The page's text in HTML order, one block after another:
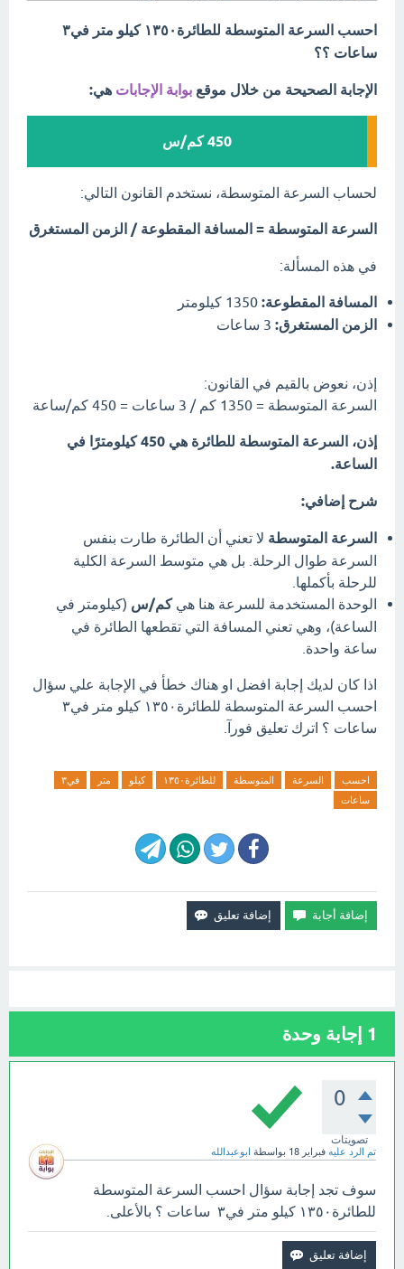
‏ساعات ؟؟
الإجابة الصحيحة من خلال موقع بوابة الإجابات هي:
450 كم/س
لحساب السرعة المتوسطة، نستخدم القانون التالي:
السرعة المتوسطة = المسافة المقطوعة / الزمن المستغرق
في هذه المسألة:
المسافة المقطوعة:
الزمن المستغرق:
إذن، نعوض بالقيم في القانون:
السرعة المتوسطة = 1350 كم / 3 ساعات = 450 كم/ساعة
إذن، السرعة المتوسطة للطائرة هي 450 كيلومترًا في
الساعة.
شرح إضافي:
السرعة المتوسطة لا تعني أن الطائرة طارت بنفس
السرعة طوال الرحلة. بل هي متوسط السرعة الكلية
للرحلة بأكملها.
الوحدة المستخدمة للسرعة هنا هيكم/س (كيلومتر في
الساعة)، وهي تعني المسافة التي تقطعها الطائرة في
ساعة واحدة.
اذا كان لديك إجابة افضل او هناك خطأ في الإجابة علي سؤال
‏ساعات ؟ اترك تعليق فورآ.
احسب السرعة المتوسطة للطائرة١٣٥٠ كيلو متر
في٣
ساعات
1 إجابة وحدة
0
تصويتات
تم الرد عليه فبراير 18 بواسطة ابوعبدالله
سوف تجد إجابة سؤال احسب السرعة المتوسطة
للطائرة١٣٥٠ ‏كيلو متر في٣ ‏ ‏ساعات ؟ بالأعلى.